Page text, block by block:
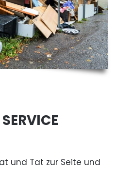
und Tat zur Seite und